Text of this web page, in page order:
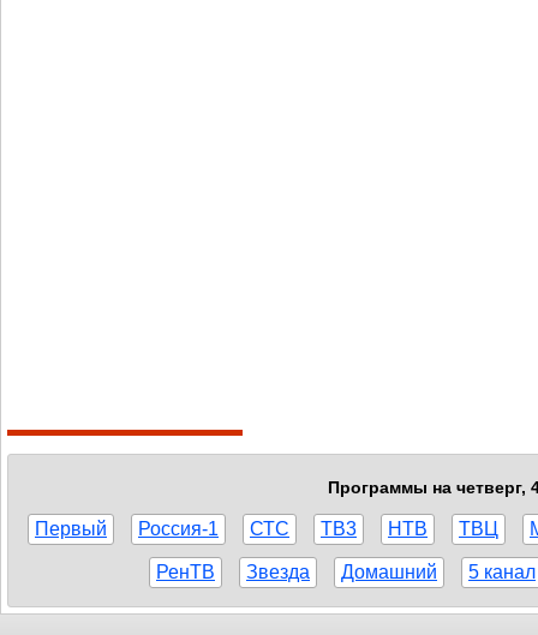
Программы на четверг,
Первый Россия-1 СТС ТВ3 НТВ ТВЦ
РенТВ Звезда Домашний 5 канал